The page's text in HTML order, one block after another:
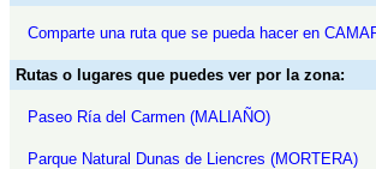
Comparte una ruta que se pueda hacer en
Rutas o lugares que puedes ver por la zona:
Paseo Ría del Carmen (MALIAÑO)
Parque Natural Dunas de Liencres (MORTERA)